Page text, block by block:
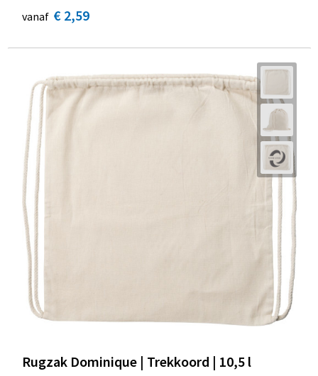
vanaf € 2,59
Rugzak Dominique | Trekkoord | 10,5 l